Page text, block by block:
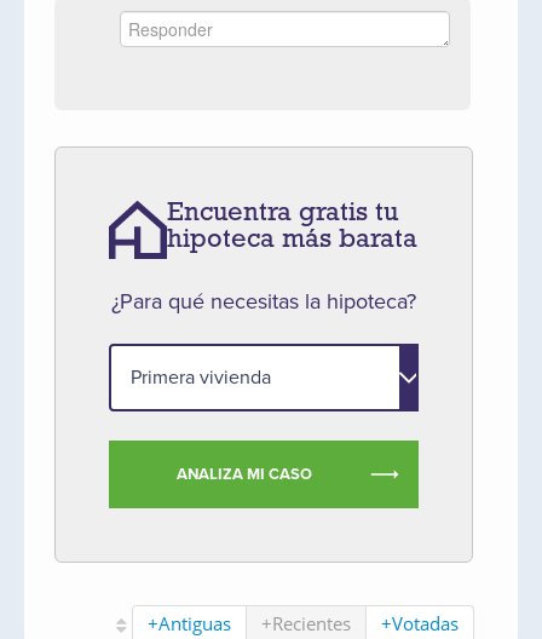
Encuentra gratis tu
hipoteca más barata
¿Para qué necesitas la hipoteca?
ANALIZA MI CASO
+Antiguas +Recientes +Votadas